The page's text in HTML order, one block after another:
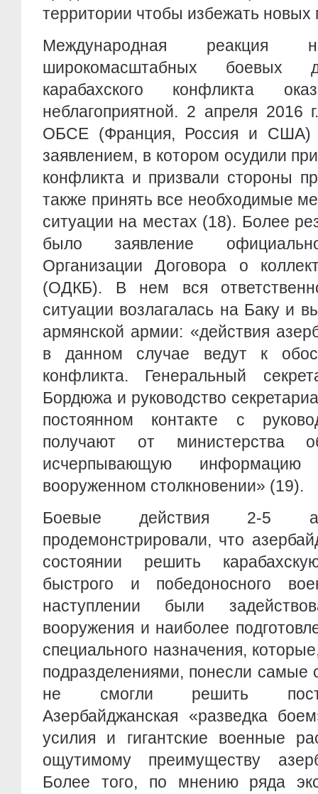
территории чтобы избежать новых
Международная реакция
широкомасштабных боевых
карабахского конфликта
неблагоприятной. 2 апреля 2016
ОБСЕ (Франция, Россия и США)
заявлением, в котором осудили
конфликта и призвали стороны
также принять все необходимые
ситуации на местах (18). Более
было заявление
Организации Договора о
(ОДКБ). В нем вся
ситуации возлагалась на Баку и
армянской армии: «действия
в данном случае ведут к
конфликта. Генеральный
Бордюжа и руководство
постоянном контакте с
получают от министерства
исчерпывающую
вооруженном столкновении» (19).
Боевые действия 2-5
продемонстрировали, что
состоянии решить
быстрого и победоносного
наступлении были
вооружения и наиболее
специального назначения,
подразделениями, понесли самые
не смогли решить
Азербайджанская «разведка
усилия и гигантские военные
ощутимому преимуществу
Более того, по мнению ряда